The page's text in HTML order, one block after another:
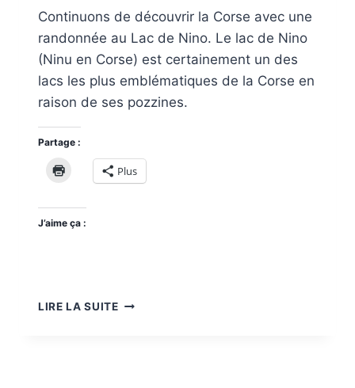
Continuons de découvrir la Corse avec une
randonnée au Lac de Nino. Le lac de Nino
(Ninu en Corse) est certainement un des
lacs les plus emblématiques de la Corse en
raison de ses pozzines.
Partage :
Plus
J’aime ça :
LIRE LA SUITEDÉCOUVRIR